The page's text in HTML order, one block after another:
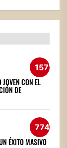
1571
JOVEN CON EL
DE
774
ÉXITO MASIVO